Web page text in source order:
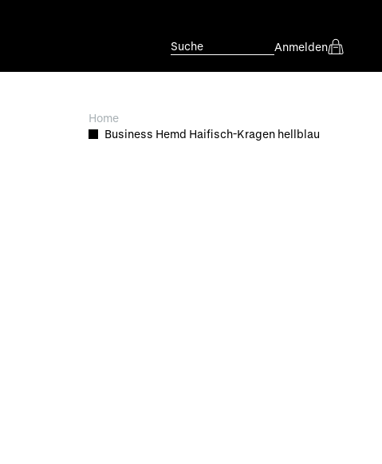
Suche Anmelden
Home
Business Hemd Haifisch-Kragen hellblau